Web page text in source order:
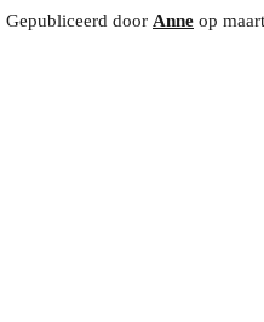
Gepubliceerd door Anne op